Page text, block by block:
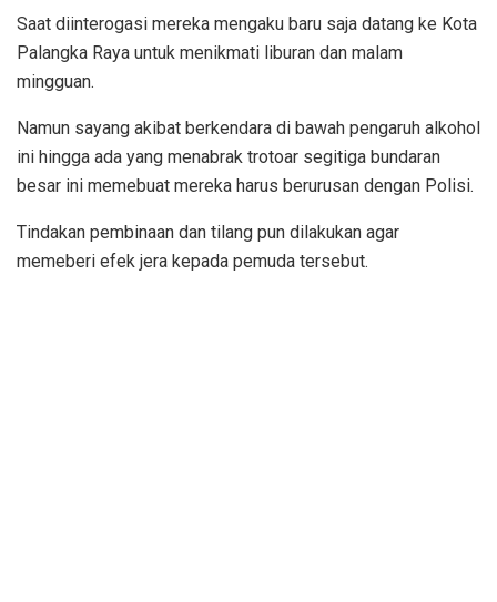
Saat diinterogasi mereka mengaku baru saja datang ke Kota
Palangka Raya untuk menikmati liburan dan malam
mingguan.
Namun sayang akibat berkendara di bawah pengaruh alkohol
ini hingga ada yang menabrak trotoar segitiga bundaran
besar ini memebuat mereka harus berurusan dengan Polisi.
Tindakan pembinaan dan tilang pun dilakukan agar
memeberi efek jera kepada pemuda tersebut.